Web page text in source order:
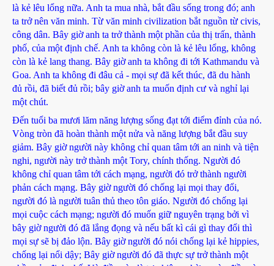
là kẻ lêu lổng nữa. Anh ta mua nhà, bắt đầu sống trong đó; anh
ta trở nên văn minh. Từ văn minh civilization bắt nguồn từ civis,
công dân. Bây giờ anh ta trở thành một phần của thị trấn, thành
phố, của một định chế. Anh ta không còn là kẻ lêu lổng, không
còn là kẻ lang thang. Bây giờ anh ta không đi tới Kathmandu và
Goa. Anh ta không đi đâu cả - mọi sự đã kết thúc, đã du hành
đủ rồi, đã biết đủ rồi; bây giờ anh ta muốn định cư và nghỉ lại
một chút.
Đến tuổi ba mươi lăm năng lượng sống đạt tới điểm đỉnh của nó.
Vòng tròn đã hoàn thành một nửa và năng lượng bắt đầu suy
giảm. Bây giờ người này không chỉ quan tâm tới an ninh và tiện
nghi, người này trở thành một Tory, chính thống. Người đó
không chỉ quan tâm tới cách mạng, người đó trở thành người
phản cách mạng. Bây giờ người đó chống lại mọi thay đổi,
người đó là người tuân thủ theo tôn giáo. Người đó chống lại
mọi cuộc cách mạng; người đó muốn giữ nguyên trạng bởi vì
bây giờ người đó đã lắng đọng và nếu bất kì cái gì thay đổi thì
mọi sự sẽ bị đảo lộn. Bây giờ người đó nói chống lại kẻ hippies,
chống lại nổi dậy; Bây giờ người đó đã thực sự trở thành một